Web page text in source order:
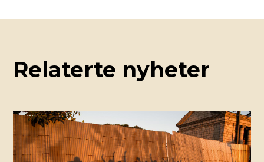
Relaterte nyheter